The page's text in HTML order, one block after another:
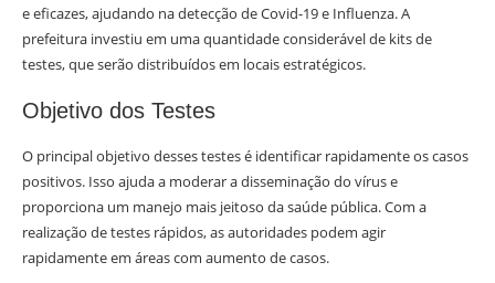
e eficazes, ajudando na detecção de Covid-19 e Influenza. A
prefeitura investiu em uma quantidade considerável de kits de
testes, que serão distribuídos em locais estratégicos.
Objetivo dos Testes
O principal objetivo desses testes é identificar rapidamente os casos
positivos. Isso ajuda a moderar a disseminação do vírus e
proporciona um manejo mais jeitoso da saúde pública. Com a
realização de testes rápidos, as autoridades podem agir
rapidamente em áreas com aumento de casos.